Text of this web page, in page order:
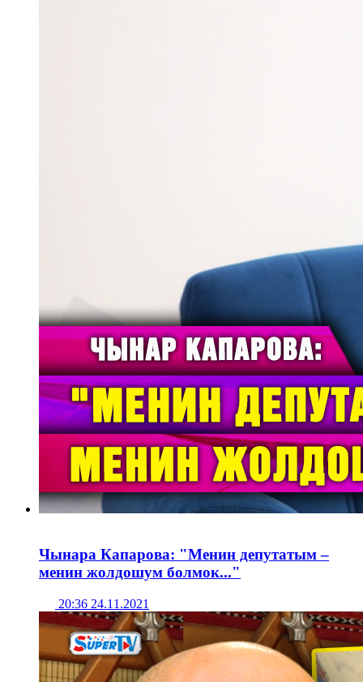
Чынара Капарова: "Менин депутатым –
менин жолдошум болмок..."
20:36 24.11.2021